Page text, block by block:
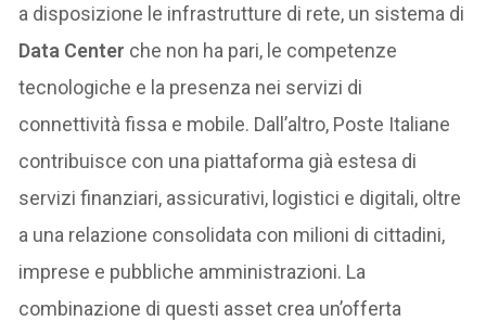
a disposizione le infrastrutture di rete, un sistema di
Data Center che non ha pari, le competenze
tecnologiche e la presenza nei servizi di
connettività fissa e mobile. Dall’altro, Poste Italiane
contribuisce con una piattaforma già estesa di
servizi finanziari, assicurativi, logistici e digitali, oltre
a una relazione consolidata con milioni di cittadini,
imprese e pubbliche amministrazioni. La
combinazione di questi asset crea un’offerta